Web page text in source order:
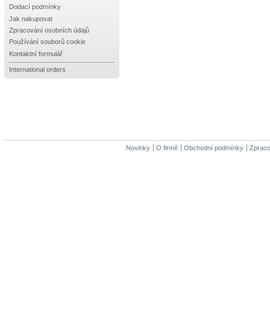
Dodací podmínky
Jak nakupovat
Zpracování osobních údajů
Používání souborů cookie
Kontaktní formulář
International orders
Novinky O firmě Obchodní podmínky